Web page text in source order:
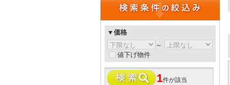
▼価格
～
値下げ物件
1件が該当